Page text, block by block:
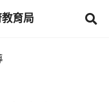
育局